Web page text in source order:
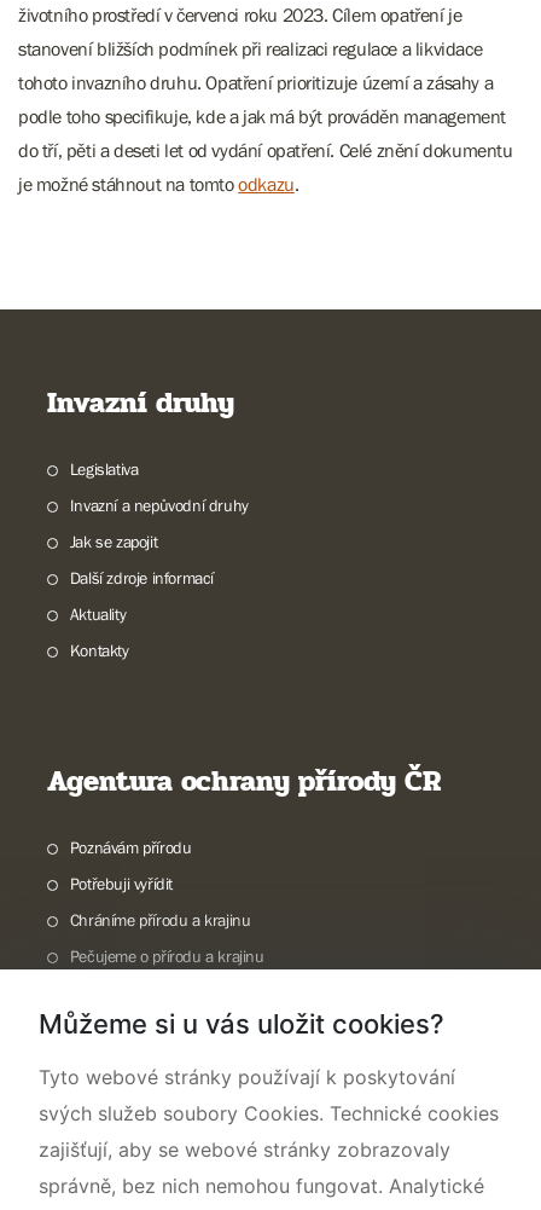
životního prostředí v červenci roku 2023. Cílem opatření je
stanovení bližších podmínek při realizaci regulace a likvidace
tohoto invazního druhu. Opatření prioritizuje území a zásahy a
podle toho specifikuje, kde a jak má být prováděn management
do tří, pěti a deseti let od vydání opatření. Celé znění dokumentu
je možné stáhnout na tomtoodkazu.
Invazní druhy
Legislativa
Invazní a nepůvodní druhy
Jak se zapojit
Další zdroje informací
Aktuality
Kontakty
Agentura ochrany přírody ČR
Poznávám přírodu
Potřebuji vyřídit
Chráníme přírodu a krajinu
Pečujeme o přírodu a krajinu
O nás
Můžeme si u vás uložit cookies?
Tyto webové stránky používají k poskytování
svých služeb soubory Cookies. Technické cookies
zajišťují, aby se webové stránky zobrazovaly
správně, bez nich nemohou fungovat. Analytické